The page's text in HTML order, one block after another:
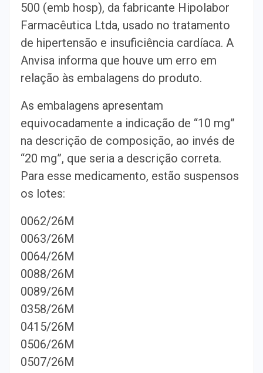
500 (emb hosp), da fabricante Hipolabor
Farmacêutica Ltda, usado no tratamento
de hipertensão e insuficiência cardíaca. A
Anvisa informa que houve um erro em
relação às embalagens do produto.
As embalagens apresentam
equivocadamente a indicação de “10 mg”
na descrição de composição, ao invés de
“20 mg”, que seria a descrição correta.
Para esse medicamento, estão suspensos
os lotes:
0062/26M
0063/26M
0064/26M
0088/26M
0089/26M
0358/26M
0415/26M
0506/26M
0507/26M